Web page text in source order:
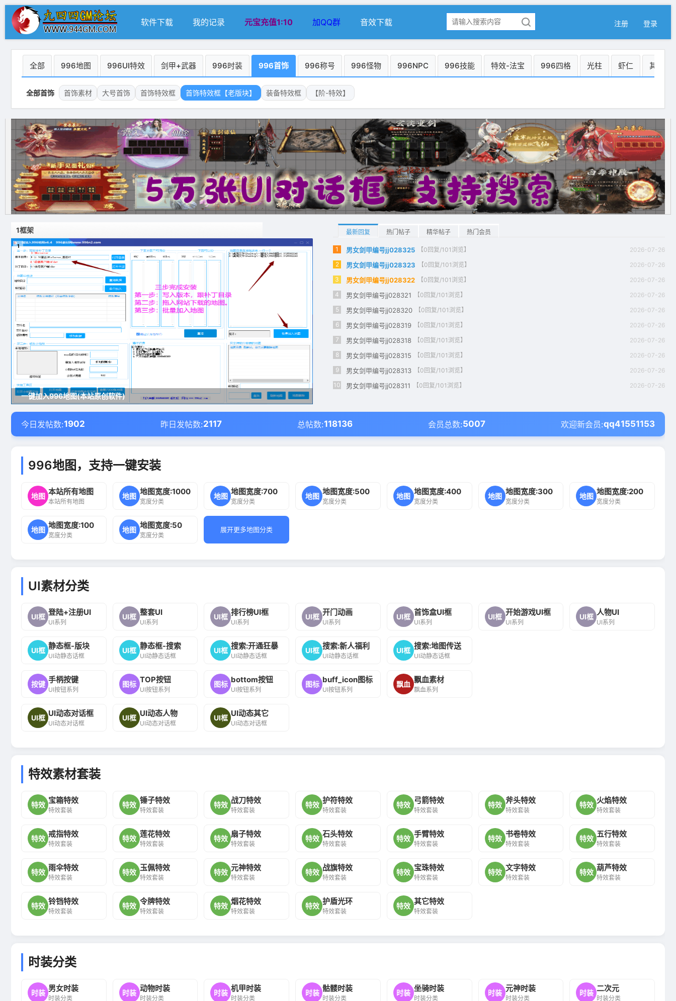
软件下载 我的记录 元宝充值1:10 加QQ群 音效下载 注册 登录
全部 996地图 996UI特效 剑甲+武器 996时装 996首饰 996称号 996怪物 996NPC 996技能 特效-法宝 996四格 光柱 虾仁 其它
全部首饰 首饰素材 大号首饰 首饰特效框 首饰特效框【老版块】 装备特效框 【阶-特效】
1框架
一键加入996地图(本站原创软件)
1
最新回复 热门帖子 精华帖子 热门会员
1 男女剑甲编号jj028325 【0回复/101浏览】
2026-07-26
2
男女剑甲编号jj028323 【0回复/101浏览】
2026-07-26
3
男女剑甲编号jj028322 【0回复/101浏览】
2026-07-26
4
男女剑甲编号jj028321 【0回复/101浏览】
2026-07-26
5
男女剑甲编号jj028320 【0回复/101浏览】
2026-07-26
6
男女剑甲编号jj028319 【0回复/101浏览】
2026-07-26
7
男女剑甲编号jj028318 【0回复/101浏览】
2026-07-26
8
男女剑甲编号jj028315 【0回复/101浏览】
2026-07-26
9
男女剑甲编号jj028313 【0回复/101浏览】
2026-07-26
10
男女剑甲编号jj028311 【0回复/101浏览】 2026-07-26
今日发帖数:1902 昨日发帖数:2117 总帖数:118136 会员总数:5007 欢迎新会员:qq41551153
996地图，支持一键安装
地图 本站所有地图
本站所有地图
地图 地图宽度:1000
宽度分类
地图 地图宽度:700
宽度分类
地图 地图宽度:500
宽度分类
地图 地图宽度:400
宽度分类
地图 地图宽度:300
宽度分类
地图 地图宽度:200
宽度分类
地图 地图宽度:100
宽度分类
地图 地图宽度:50
宽度分类
展开更多地图分类
UI素材分类
UI框 登陆+注册UI
UI系列
UI框 整套UI
UI系列
UI框 排行榜UI框
UI系列
UI框 开门动画
UI系列
UI框 首饰盒UI框
UI系列
UI框 开始游戏UI框
UI系列
UI框 人物UI
UI系列
UI框 静态框-版块
UI动静态话框
UI框 静态框-搜索
UI动静态话框
UI框 搜索:开通狂暴
UI动静态话框
UI框 搜索:新人福利
UI动静态话框
UI框 搜索:地图传送
UI动静态话框
按键 手柄按键
UI按钮系列
图标 TOP按钮
UI按钮系列
图标 bottom按钮
UI按钮系列
图标 buff_icon图标
UI按钮系列
飘血 飘血素材
飘血系列
UI框 UI动态对话框
UI动态对话框
UI框 UI动态人物
UI动态对话框
UI框 UI动态其它
UI动态对话框
特效素材套装
特效 宝箱特效
特效套装
特效 锤子特效
特效套装
特效 战刀特效
特效套装
特效 护符特效
特效套装
特效 弓箭特效
特效套装
特效 斧头特效
特效套装
特效 火焰特效
特效套装
特效 戒指特效
特效套装
特效 莲花特效
特效套装
特效 扇子特效
特效套装
特效 石头特效
特效套装
特效 手臂特效
特效套装
特效 书卷特效
特效套装
特效 五行特效
特效套装
特效 雨伞特效
特效套装
特效 玉佩特效
特效套装
特效 元神特效
特效套装
特效 战旗特效
特效套装
特效 宝珠特效
特效套装
特效 文字特效
特效套装
特效 葫芦特效
特效套装
特效 铃铛特效
特效套装
特效 令牌特效
特效套装
特效 烟花特效
特效套装
特效 护盾光环
特效套装
特效 其它特效
特效套装
时装分类
时装 男女时装
时装分类
时装 动物时装
时装分类
时装 机甲时装
时装分类
时装 骷髅时装
时装分类
时装 坐骑时装
时装分类
时装 元神时装
时装分类
时装 二次元
时装分类